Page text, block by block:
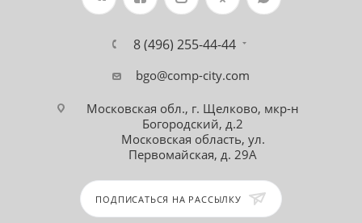
8 (496) 255-44-44
bgo@comp-city.com
Московская обл., г. Щелково, мкр-н
Богородский, д.2
Московская область, ул.
Первомайская, д. 29А
ПОДПИСАТЬСЯ НА РАССЫЛКУ